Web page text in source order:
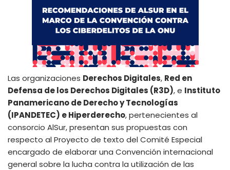
Las organizaciones Derechos Digitales, Red en
Defensa de los Derechos Digitales (R3D), e Instituto
Panamericano de Derecho y Tecnologías
(IPANDETEC) e Hiperderecho, pertenecientes al
consorcio AlSur, presentan sus propuestas con
respecto al Proyecto de texto del Comité Especial
encargado de elaborar una Convención internacional
general sobre la lucha contra la utilización de las